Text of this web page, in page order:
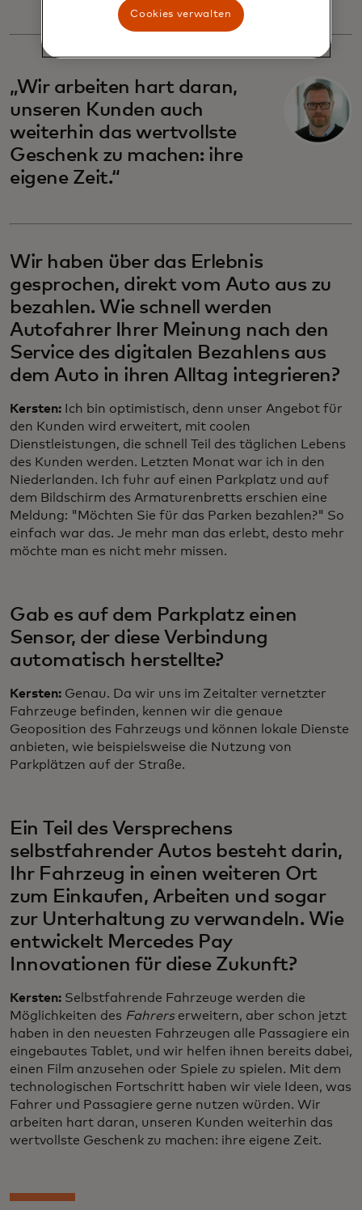
„Wir arbeiten hart daran,
unseren Kunden auch
weiterhin das wertvollste
Geschenk zu machen: ihre
eigene Zeit.“
Wir haben über das Erlebnis
gesprochen, direkt vom Auto aus zu
bezahlen. Wie schnell werden
Autofahrer Ihrer Meinung nach den
Service des digitalen Bezahlens aus
dem Auto in ihren Alltag integrieren?
Kersten: Ich bin optimistisch, denn unser Angebot für
den Kunden wird erweitert, mit coolen
Dienstleistungen, die schnell Teil des täglichen Lebens
des Kunden werden. Letzten Monat war ich in den
Niederlanden. Ich fuhr auf einen Parkplatz und auf
dem Bildschirm des Armaturenbretts erschien eine
Meldung: "Möchten Sie für das Parken bezahlen?" So
einfach war das. Je mehr man das erlebt, desto mehr
möchte man es nicht mehr missen.
Gab es auf dem Parkplatz einen
Sensor, der diese Verbindung
automatisch herstellte?
Kersten: Genau. Da wir uns im Zeitalter vernetzter
Fahrzeuge befinden, kennen wir die genaue
Geoposition des Fahrzeugs und können lokale Dienste
anbieten, wie beispielsweise die Nutzung von
Parkplätzen auf der Straße.
Ein Teil des Versprechens
selbstfahrender Autos besteht darin,
Ihr Fahrzeug in einen weiteren Ort
zum Einkaufen, Arbeiten und sogar
zur Unterhaltung zu verwandeln. Wie
entwickelt Mercedes Pay
Innovationen für diese Zukunft?
Kersten: Selbstfahrende Fahrzeuge werden die
Möglichkeiten des Fahrerserweitern, aber schon jetzt
haben in den neuesten Fahrzeugen alle Passagiere ein
eingebautes Tablet, und wir helfen ihnen bereits dabei,
einen Film anzusehen oder Spiele zu spielen. Mit dem
technologischen Fortschritt haben wir viele Ideen, was
Fahrer und Passagiere gerne nutzen würden. Wir
arbeiten hart daran, unseren Kunden weiterhin das
wertvollste Geschenk zu machen: ihre eigene Zeit.
Cookies verwalten